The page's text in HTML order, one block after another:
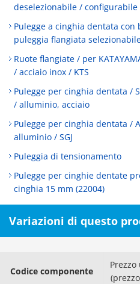
deselezionabile /
Pulegge a cinghia dentata
puleggia flangiata
Ruote flangiate / per
/ acciaio inox / KTS
Pulegge per cinghia dentata /
/ alluminio, acciaio
Pulegge per cinghia dentata /
alluminio / SGJ
Puleggia di tensionamento
Pulegge per cinghie dentate
cinghia 15 mm (22004)
Variazioni di questo
Codice componente